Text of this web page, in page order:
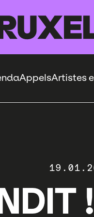
AppelsArtistes